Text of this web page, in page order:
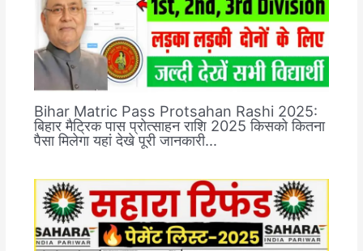
Bihar Matric Pass Protsahan Rashi 2025:
बिहार मैट्रिक पास प्रोत्साहन राशि 2025 किसको कितना
पैसा मिलेगा यहां देखे पूरी जानकारी…